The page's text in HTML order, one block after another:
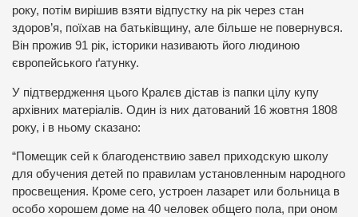
року, потім вирішив взяти відпустку на рік через стан
здоров’я, поїхав на батьківщину, але більше не повернувся.
Він прожив 91 рік, історики називають його людиною
європейського ґатунку.
У підтвердження цього Кралєв дістав із папки цілу купу
архівних матеріалів. Один із них датований 16 жовтня 1808
року, і в ньому сказано:
“Помещик сей к благоденствию завел приходскую школу
для обучения детей по правилам установленным народного
просвещения. Кроме сего, устроен лазарет или больница в
особо хорошем доме на 40 человек общего пола, при оном